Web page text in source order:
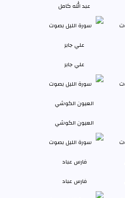
عبد الله كامل
علي جابر
العيون الكوشي
فارس عباد